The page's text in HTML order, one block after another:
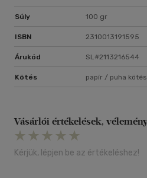
Súly 100 gr
ISBN 2310013191595
Árukód SL#2113216544
Kötés papír / puha kötés
Vásárlói értékelések,
Kérjük, lépjen be az értékeléshez!